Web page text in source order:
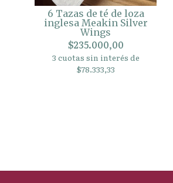
6 Tazas de té de loza
inglesa Meakin Silver
Wings
$235.000,00
3 cuotas sin interés de
$78.333,33